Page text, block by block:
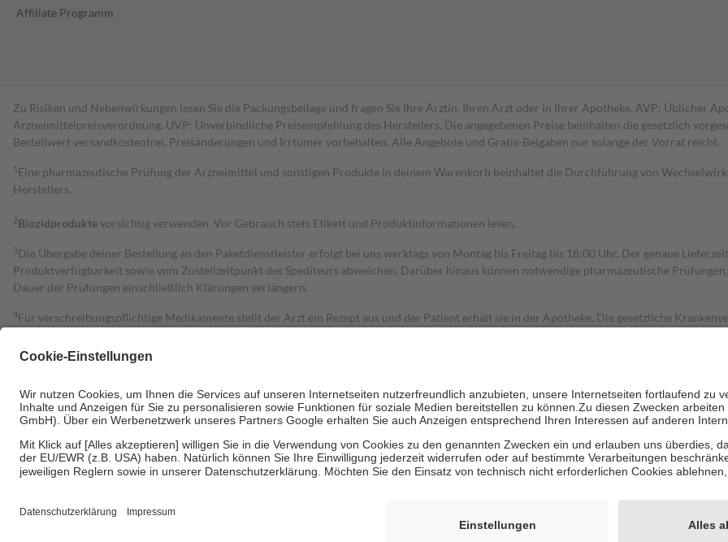
Affiliate Programm
Zu Risiken und Nebenwirkungen lesen Sie die Packungsbeilage und fragen Sie Ihre Ärztin, Ihren Arzt oder in Ihrer Apotheke. AVP: Üblicher
Arzneimittelpreisverordnung. UVP: Unverbindliche Preisempfehlung des Herstellers. Die angegebenen Preise beinhalten die gesetzlich
Bestell­wert versand­kosten­frei. Preisänderungen und Irrtümer vorbehalten. Alle Angebote und Gratis-Beigaben nur solange der Vorrat reicht.
1 Eine pharmazeutische Prüfung der Arzneimittel und sonstigen Produkte in deinem Warenkorb beinhaltet die Durchführung von
Herstellers.
2Biozidproduktevorsichtig verwenden. Vor Gebrauch stets Etikett und Produktinformationen lesen.
3Die Übergabe deiner Bestellung an den Paketdienstleister erfolgt bei uns werktags von Montag bis Freitag bis 18:00 Uhr. Der genaue
Produktverfügbarkeit sowie vom Zustellzeitpunkt des Spediteurs abweichen. Darüber hinaus können notwendige pharmazeutische
Dauer der Prüfungen einschließlich Klärungen verlängern.
4Für verschreibungspflichtige Medikamente stellt der Arzt ein Rezept aus und der Patient erhält sie in der Apotheke. Die gesetzliche
Grundsätzlich leisten Mitglieder Zuzahlungen in Höhe von zehn Prozent des Abgabepreises,
Bei Heilmitteln und häuslicher Krankenpflege beträgt die Zuzahlung zehn Prozent der Kosten sowie zehn Euro je Verordnung.
Um das Engagement der Versicherten für ihre eigene Gesundheit zu stärken und die besondere Stellung der Familie zu unterstützen, fallen
• Untersuchungen zur Vorsorge und Früherkennung, die von der GKV getragen werden
• empfohlenen Schutzimpfungen
Wir nutzen Trusted Shops als unabhängigen Dienstleister für die Einholung von Bewertungen. Trusted Shops hat Maßnahmen getroffen, um